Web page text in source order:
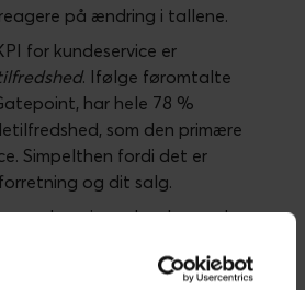
gode oplevelser
kunderejsen
rigtige software at administrere
som kan automatiseres
ønsker personlig og
og det får de med et
softwaresystem, der samler